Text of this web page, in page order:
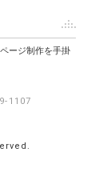
ージ制作を手掛
1107